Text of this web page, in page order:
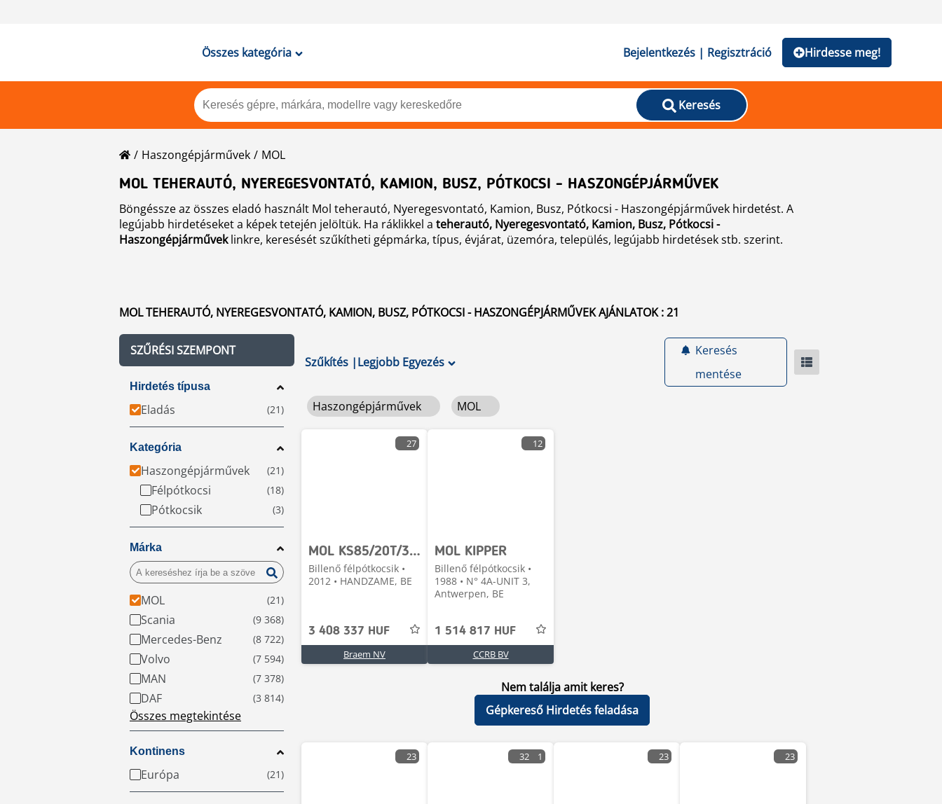
Összes kategória Bejelentkezés | Regisztráció Hirdesse meg!
Keresés
Haszongépjárművek
MOL
MOL TEHERAUTÓ, NYEREGESVONTATÓ, KAMION, BUSZ, PÓTKOCSI - HASZONGÉPJÁRMŰVEK
Böngéssze az összes eladó használt Mol teherautó, Nyeregesvontató, Kamion, Busz, Pótkocsi - Haszongépjárművek hirdetést. A
legújabb hirdetéseket a képek tetején jelöltük. Ha ráklikkel a teherautó, Nyeregesvontató, Kamion, Busz, Pótkocsi -
Haszongépjárműveklinkre, keresését szűkítheti gépmárka, típus, évjárat, üzemóra, település, legújabb hirdetések stb. szerint.
MOL TEHERAUTÓ, NYEREGESVONTATÓ, KAMION, BUSZ, PÓTKOCSI - HASZONGÉPJÁRMŰVEK AJÁNLATOK : 21
SZŰRÉSI SZEMPONT
Hirdetés típusa
Eladás
Kategória
Haszongépjárművek
Félpótkocsi
Pótkocsik
Márka
MOL
Scania
Mercedes-Benz
Volvo
MAN
DAF
Összes megtekintése
Kontinens
Európa
Szűkítés |Legjobb Egyezés
Keresés
mentése
Haszongépjárművek MOL
27
MOL KS85/20T/37ST -HARDOX - HYDR. DEUR
Billenő félpótkocsik •
2012 • HANDZAME, BE
3 408 337 HUF
Braem NV
12
MOL KIPPER
Billenő félpótkocsik •
1988 • N° 4A-UNIT 3,
Antwerpen, BE
1 514 817 HUF
CCRB BV
Nem találja amit keres?
Gépkereső Hirdetés feladása
23 32 1 23 23